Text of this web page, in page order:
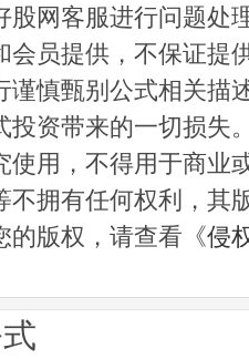
股网客服进行问题处
会员提供，不保证提
谨慎甄别公式相关描
投资带来的一切损失
使用，不得用于商业
不拥有任何权利，其
的版权，请查看《侵